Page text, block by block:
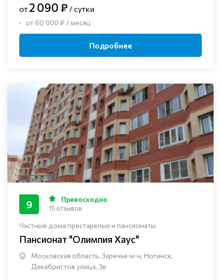
от 2 090 ₽ / сутки
от 60 000 ₽ / месяц
Подробнее
Частные дома престарелых и пансионаты
Пансионат "Олимпия Хаус"
Московская область, Заречье м-н, Ногинск, ​
Декабристов улица, 3в
9 Превосходно
15 отзывов